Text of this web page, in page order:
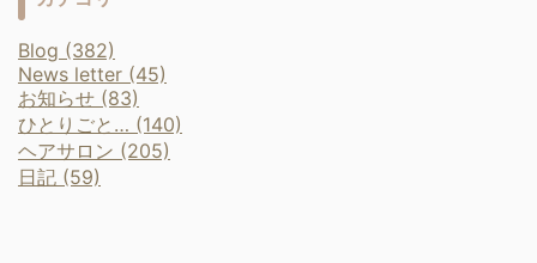
Blog (382)
News letter (45)
お知らせ (83)
ひとりごと… (140)
ヘアサロン (205)
日記 (59)